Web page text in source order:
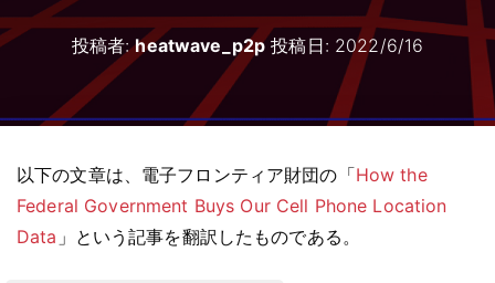
投稿者:heatwave_p2p投稿日: 2022/6/16
以下の文章は、電子フロンティア財団の「How the
Federal Government Buys Our Cell Phone Location
Data 」という記事を翻訳したものである。